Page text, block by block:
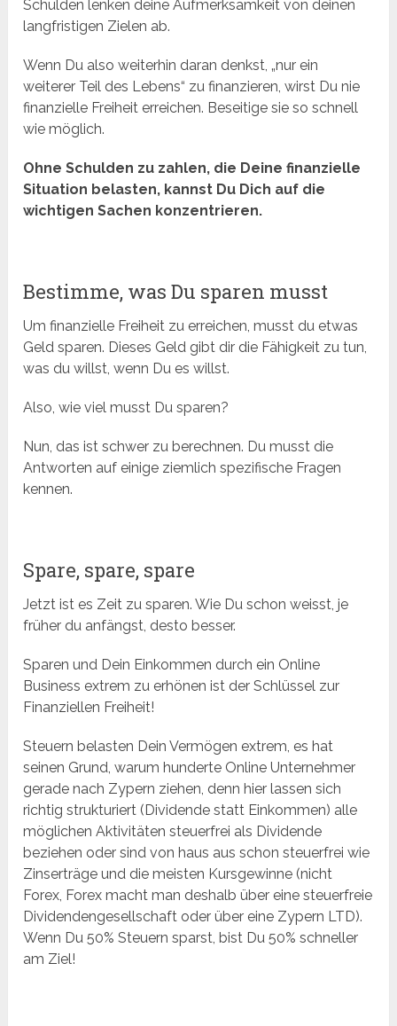
Schulden lenken deine Aufmerksamkeit von deinen
langfristigen Zielen ab.
Wenn Du also weiterhin daran denkst, „nur ein
weiterer Teil des Lebens“ zu finanzieren, wirst Du nie
finanzielle Freiheit erreichen. Beseitige sie so schnell
wie möglich.
Ohne Schulden zu zahlen, die Deine finanzielle
Situation belasten, kannst Du Dich auf die
wichtigen Sachen konzentrieren.
Bestimme, was Du sparen musst
Um finanzielle Freiheit zu erreichen, musst du etwas
Geld sparen. Dieses Geld gibt dir die Fähigkeit zu tun,
was du willst, wenn Du es willst.
Also, wie viel musst Du sparen?
Nun, das ist schwer zu berechnen. Du musst die
Antworten auf einige ziemlich spezifische Fragen
kennen.
Spare, spare, spare
Jetzt ist es Zeit zu sparen. Wie Du schon weisst, je
früher du anfängst, desto besser.
Sparen und Dein Einkommen durch ein Online
Business extrem zu erhönen ist der Schlüssel zur
Finanziellen Freiheit!
Steuern belasten Dein Vermögen extrem, es hat
seinen Grund, warum hunderte Online Unternehmer
gerade nach Zypern ziehen, denn hier lassen sich
richtig strukturiert (Dividende statt Einkommen) alle
möglichen Aktivitäten steuerfrei als Dividende
beziehen oder sind von haus aus schon steuerfrei wie
Zinserträge und die meisten Kursgewinne (nicht
Forex, Forex macht man deshalb über eine steuerfreie
Dividendengesellschaft oder über eine Zypern LTD).
Wenn Du 50% Steuern sparst, bist Du 50% schneller
am Ziel!